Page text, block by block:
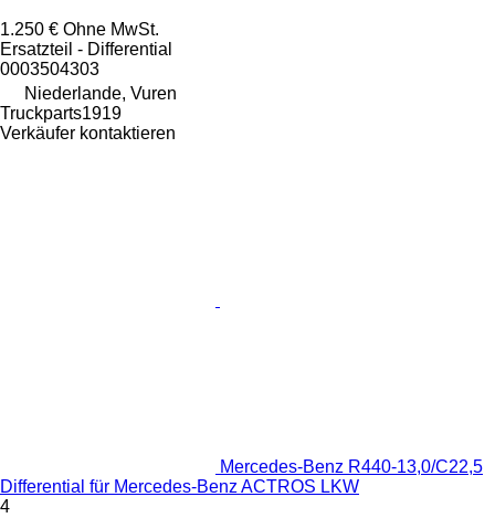
1.250 € Ohne MwSt.
Ersatzteil - Differential
0003504303
Niederlande, Vuren
Truckparts1919
Verkäufer kontaktieren
Mercedes-Benz R440-13,0/C22,5
Differential für Mercedes-Benz ACTROS LKW
4